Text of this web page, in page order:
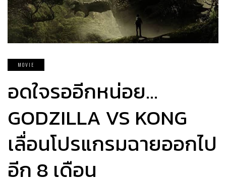
MOVIE
อดใจรออีกหน่อย…
GODZILLA VS KONG
เลื่อนโปรแกรมฉายออกไป
อีก 8 เดือน